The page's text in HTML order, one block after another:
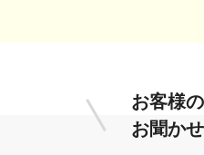
お客様
お聞か